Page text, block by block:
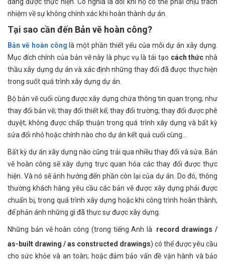
đang được thực hiện. Có nghĩa là đôi khi họ có thể phải chịu trách
nhiệm về sự không chính xác khi hoàn thành dự án.
Tại sao cần đến Bản vẽ hoàn công?
Bản vẽ hoàn công là một phần thiết yếu của mỗi dự án xây dựng.
Mục đích chính của bản vẽ này là phục vụ là tái tạo cách thức nhà
thầu xây dựng dự án và xác định những thay đổi đã được thực hiện
trong suốt quá trình xây dựng dự án.
Bộ bản vẽ cuối cùng được xây dựng chứa thông tin quan trọng; như
thay đổi bản vẽ; thay đổi thiết kế; thay đổi trường; thay đổi được phê
duyệt; không được chấp thuận trong quá trình xây dựng và bất kỳ
sửa đổi nhỏ hoặc chính nào cho dự án kết quả cuối cùng…
Bất kỳ dự án xây dựng nào cũng trải qua nhiều thay đổi và sửa. Bản
vẽ hoàn công sẽ xây dựng trực quan hóa các thay đổi được thực
hiện. Và nó sẽ ảnh hưởng đến phần còn lại của dự án. Do đó, thông
thường khách hàng yêu cầu các bản vẽ được xây dựng phải được
chuẩn bị, trong quá trình xây dựng hoặc khi công trình hoàn thành,
để phản ánh những gì đã thực sự được xây dựng.
Những bản vẽ hoàn công (trong tiếng Anh là record drawings /
as-built drawing / as constructed drawings) có thể được yêu cầu
cho sức khỏe và an toàn; hoặc đảm bảo vấn đề vận hành và bảo